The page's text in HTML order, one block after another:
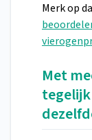
Merk op
Met